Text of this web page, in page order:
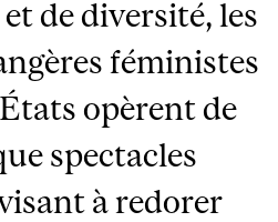
de diversité, les
féministes
opèrent de
spectacles
à redorer